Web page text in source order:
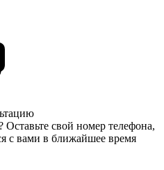
свой номер телефона,
с вами в ближайшее время